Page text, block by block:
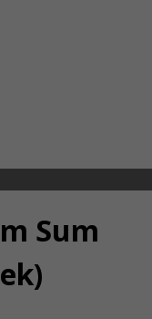
Sum